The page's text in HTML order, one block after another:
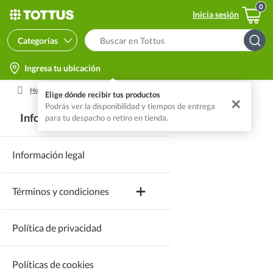
Inicia sesión
Categorías
location-
icon
Ingresa tu ubicación
Elige dónde recibir tus productos
Podrás ver la disponibilidad y tiempos de entrega
para tu despacho o retiro en tienda.
✕
Home Tottus Otros Legales
Información legal
Información legal
Términos y condiciones
Cuenta f
Política de privacidad
Políticas de cookies